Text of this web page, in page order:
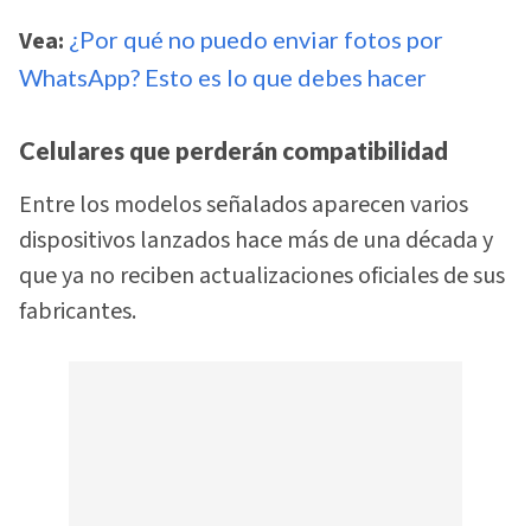
Vea: ¿Por qué no puedo enviar fotos por
WhatsApp? Esto es lo que debes hacer
Celulares que perderán compatibilidad
Entre los modelos señalados aparecen varios
dispositivos lanzados hace más de una década y
que ya no reciben actualizaciones oficiales de sus
fabricantes.